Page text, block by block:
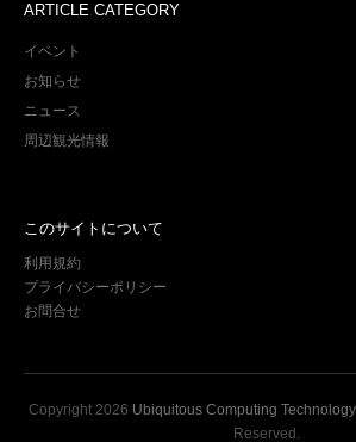
ARTICLE CATEGORY
イベント
お知らせ
ニュース
周辺観光情報
このサイトについて
利用規約
プライバシーポリシー
お問合せ
Copyright 2026 Ubiquitous Computing
Reserved.